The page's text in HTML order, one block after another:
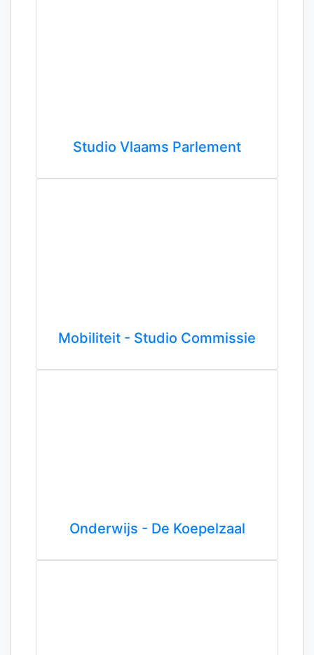
Studio Vlaams Parlement
Mobiliteit - Studio Commissie
Onderwijs - De Koepelzaal